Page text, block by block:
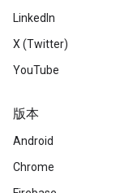
LinkedIn
X (Twitter)
YouTube
版本
Android
Chrome